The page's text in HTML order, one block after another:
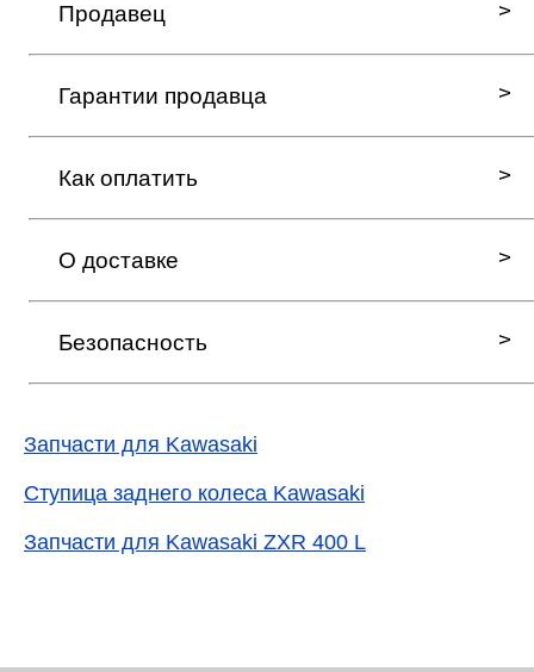
Продавец
Гарантии продавца
Как оплатить
О доставке
Безопасность
Запчасти для Kawasaki
Ступица заднего колеса Kawasaki
Запчасти для Kawasaki ZXR 400 L